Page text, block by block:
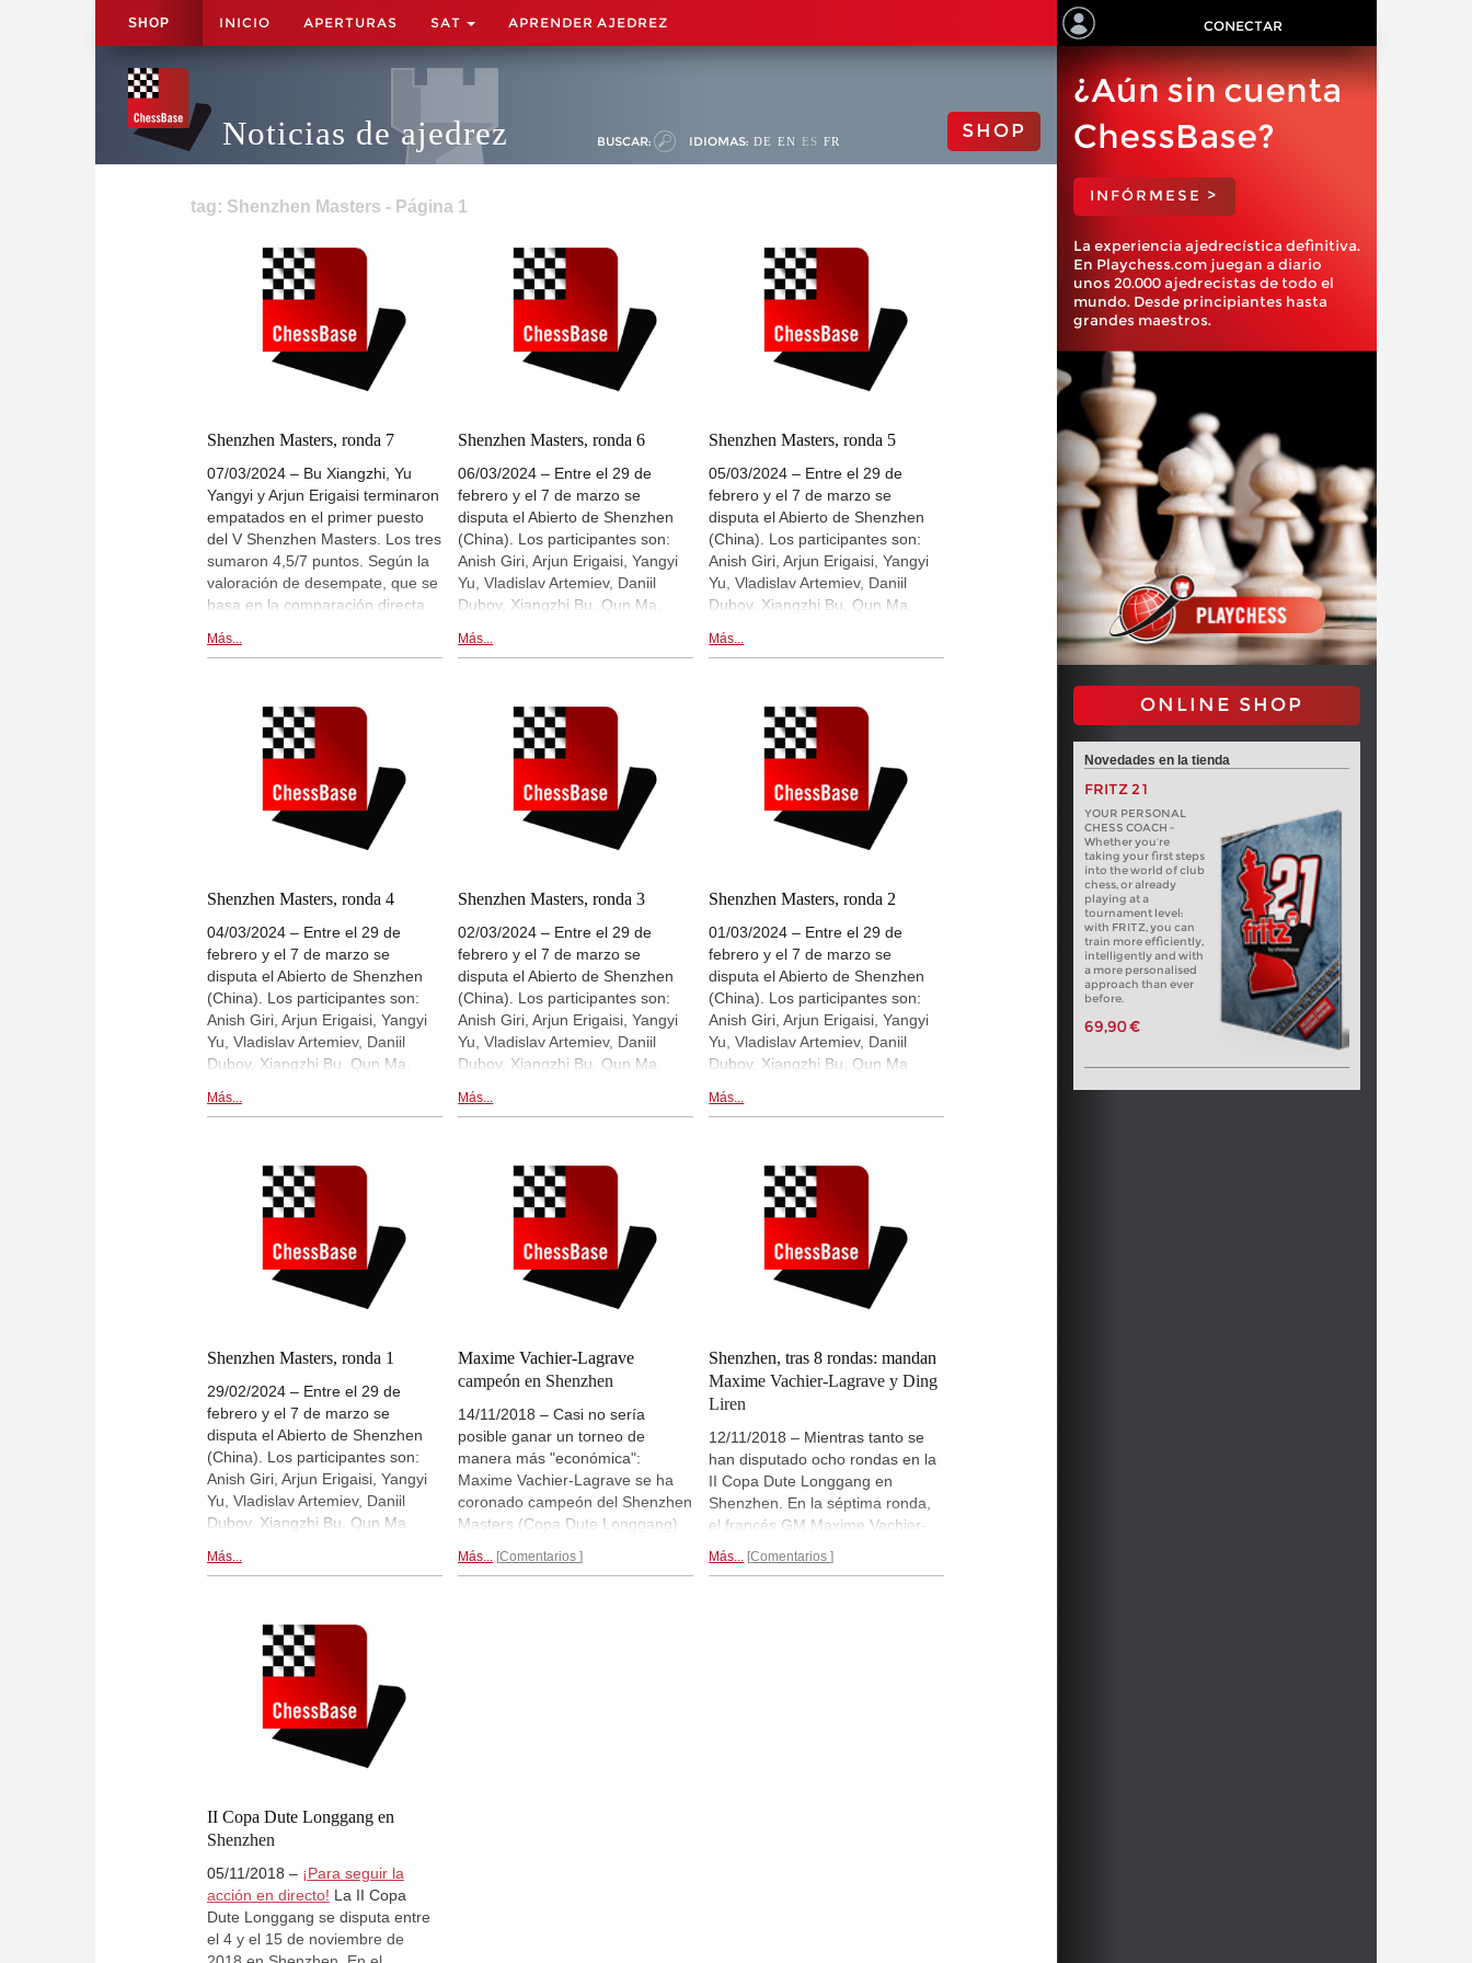
SHOP INICIO APERTURAS SAT APRENDER AJEDREZ CONECTAR
Noticias de ajedrez BUSCAR: IDIOMAS: DE EN ES FR SHOP
tag: Shenzhen Masters - Página 1
Shenzhen Masters, ronda 7
07/03/2024 – Bu Xiangzhi, Yu
Yangyi y Arjun Erigaisi terminaron
empatados en el primer puesto
del V Shenzhen Masters. Los tres
sumaron 4,5/7 puntos. Según la
valoración de desempate, que se
basa en la comparación directa
foto) es el mejor de los tres, y
China de Ajedrez
Más...
Shenzhen Masters, ronda 6
06/03/2024 – Entre el 29 de
febrero y el 7 de marzo se
disputa el Abierto de Shenzhen
(China). Los participantes son:
Anish Giri, Arjun Erigaisi, Yangyi
Yu, Vladislav Artemiev, Daniil
Dubov, Xiangzhi Bu, Qun Ma,
ronda 6. Hay retransmisiones en
esta noticia. | Foto: Shahid
Ahmed (ChessBase India)
Más...
Shenzhen Masters, ronda 5
05/03/2024 – Entre el 29 de
febrero y el 7 de marzo se
disputa el Abierto de Shenzhen
(China). Los participantes son:
Anish Giri, Arjun Erigaisi, Yangyi
Yu, Vladislav Artemiev, Daniil
Dubov, Xiangzhi Bu, Qun Ma,
ronda 5. Hay retransmisiones en
esta noticia. | En la foto: Arjun
Erigaisi | Foto: Shahid Ahmed
(ChessBase India)
Más...
Shenzhen Masters, ronda 4
04/03/2024 – Entre el 29 de
febrero y el 7 de marzo se
disputa el Abierto de Shenzhen
(China). Los participantes son:
Anish Giri, Arjun Erigaisi, Yangyi
Yu, Vladislav Artemiev, Daniil
Dubov, Xiangzhi Bu, Qun Ma,
ronda 4. Hay retransmisiones en
esta noticia. | Foto: Shahid
Ahmed (ChessBase India)
Más...
Shenzhen Masters, ronda 3
02/03/2024 – Entre el 29 de
febrero y el 7 de marzo se
disputa el Abierto de Shenzhen
(China). Los participantes son:
Anish Giri, Arjun Erigaisi, Yangyi
Yu, Vladislav Artemiev, Daniil
Dubov, Xiangzhi Bu, Qun Ma,
ronda 3. Hay retransmisiones en
esta noticia. | En la foto: Yu
Yangyi | Foto: Shahid Ahmed
(ChessBase India)
Más...
Shenzhen Masters, ronda 2
01/03/2024 – Entre el 29 de
febrero y el 7 de marzo se
disputa el Abierto de Shenzhen
(China). Los participantes son:
Anish Giri, Arjun Erigaisi, Yangyi
Yu, Vladislav Artemiev, Daniil
Dubov, Xiangzhi Bu, Qun Ma,
ronda 2. Hay retransmisiones en
esta noticia. | En la foto: Daniil
Dubov | Foto: Shahid Ahmed
(ChessBase India)
Más...
Shenzhen Masters, ronda 1
29/02/2024 – Entre el 29 de
febrero y el 7 de marzo se
disputa el Abierto de Shenzhen
(China). Los participantes son:
Anish Giri, Arjun Erigaisi, Yangyi
Yu, Vladislav Artemiev, Daniil
Dubov, Xiangzhi Bu, Qun Ma,
la primera ronda. Erjun Erigais
Artemiev y Ma y Yu firmaron
tablas. | En la foto: Anish Giri |
Foto: Shahid Ahmed (ChessBase
Más...
Maxime Vachier-Lagrave
campeón en Shenzhen
14/11/2018 – Casi no sería
posible ganar un torneo de
manera más "económica":
Maxime Vachier-Lagrave se ha
coronado campeón del Shenzhen
Masters (Copa Dute Longgang)
tablas. En total sumó 5,5/10
Más... Comentarios
Shenzhen, tras 8 rondas: mandan
Maxime Vachier-Lagrave y Ding
Liren
12/11/2018 – Mientras tanto se
han disputado ocho rondas en la
II Copa Dute Longgang en
Shenzhen. En la séptima ronda,
el francés GM Maxime Vachier-
Lagrave había conquistado una
victoria frente a Ding Liren. Es
Más... Comentarios
II Copa Dute Longgang en
Shenzhen
05/11/2018 – ¡Para seguir la
acción en directo! La II Copa
Dute Longgang se disputa entre
el 4 y el 15 de noviembre de
¿Aún sin cuenta
ChessBase?
INFÓRMESE >
La experiencia ajedrecística definitiva.
En Playchess.com juegan a diario
unos 20.000 ajedrecistas de todo el
mundo. Desde principiantes hasta
grandes maestros.
ONLINE SHOP
Novedades en la tienda
FRITZ 21
YOUR PERSONAL
CHESS COACH -
Whether you’re
taking your first steps
into the world of club
chess, or already
playing at a
tournament level:
with FRITZ, you can
train more efficiently,
intelligently and with
a more personalised
approach than ever
before.
69,90 €